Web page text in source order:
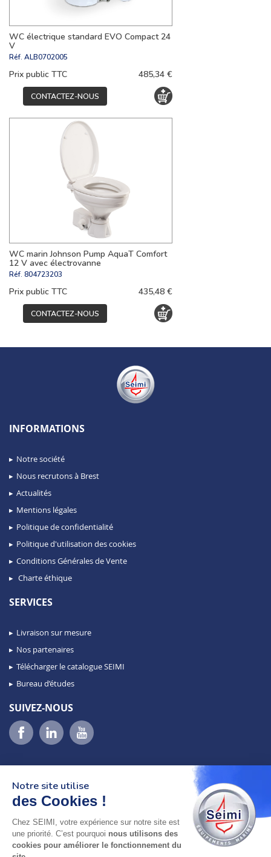
WC électrique standard EVO Compact 24
V
Réf. ALB0702005
Prix public TTC 485,34 €
CONTACTEZ-NOUS
WC marin Johnson Pump AquaT Comfort
12 V avec électrovanne
Réf. 804723203
Prix public TTC 435,48 €
CONTACTEZ-NOUS
INFORMATIONS
Notre société
Nous recrutons à Brest
Actualités
Mentions légales
Politique de confidentialité
Politique d'utilisation des cookies
Conditions Générales de Vente
Charte éthique
SERVICES
Livraison sur mesure
Nos partenaires
Télécharger le catalogue SEIMI
Bureau d’études
SUIVEZ-NOUS
02 98 46 11 02
lundi au vendredi
Notre site utilise
des Cookies !
Chez SEIMI, votre expérience sur notre site est
une priorité. C’est pourquoi nous utilisons des
cookies pour améliorer le fonctionnement du